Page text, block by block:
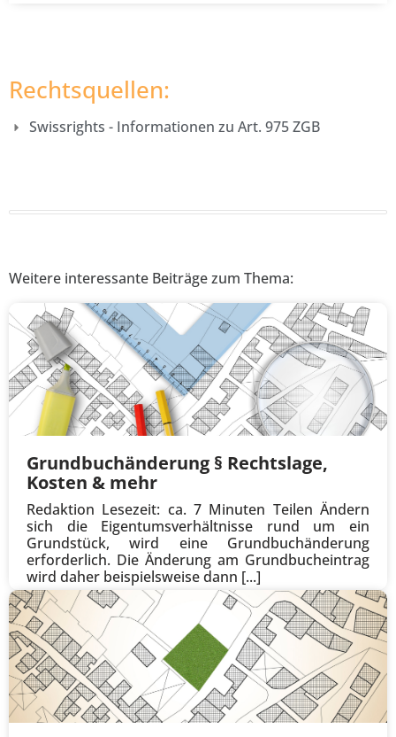
Rechtsquellen:
Swissrights - Informationen zu Art. 975 ZGB
Weitere interessante Beiträge zum Thema:
Grundbuchänderung § Rechtslage,
Kosten & mehr
Redaktion Lesezeit: ca. 7 Minuten Teilen Ändern
sich die Eigentumsverhältnisse rund um ein
Grundstück, wird eine Grundbuchänderung
erforderlich. Die Änderung am Grundbucheintrag
wird daher beispielsweise dann [...]